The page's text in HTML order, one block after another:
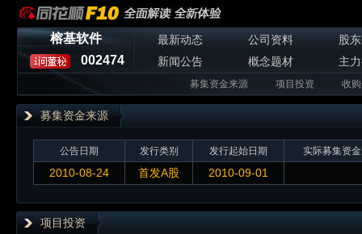
榕基软件
002474
最新动态 公司资料
股
新闻公告
概念题材 主
募集资金来源 项目投资 收
募集资金来源
公告日期 发行类别 发行起始日期 实际募集资
2010-08-24 首发A股 2010-09-01
项目投资